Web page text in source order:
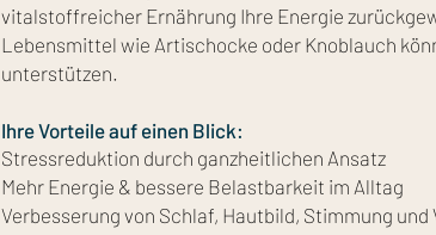
vitalstoffreicher Ernährung Ihre Energie
Lebensmittel wie Artischocke oder Knoblauch
unterstützen.
Ihre Vorteile auf einen Blick:
Stressreduktion durch ganzheitlichen Ansatz
Mehr Energie & bessere Belastbarkeit im Alltag
Verbesserung von Schlaf, Hautbild, Stimmung und